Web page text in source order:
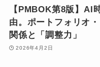
【PMBOK第8版】AI
由。ポートフォリオ
関係と「調整力」
2026年4月2日